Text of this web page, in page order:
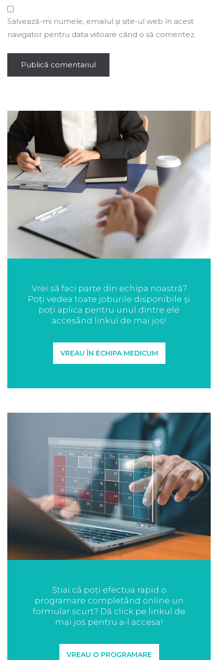
Salvează-mi numele, emailul și site-ul web în acest
navigator pentru data viitoare când o să comentez.
Vrei să faci parte din echipa noastră?
Poți vedea toate joburile disponibile și
poți aplica pentru unul dintre ele
accesând linkul de mai jos!
VREAU ÎN ECHIPA MEDICUM
Știai că poți efectua rapid o
programare completând online un
formular scurt? Dă click pe linkul de
mai jos pentru a-l accesa!
VREAU O PROGRAMARE